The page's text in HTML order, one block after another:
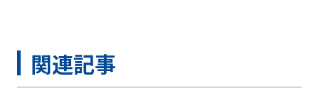
関連記事